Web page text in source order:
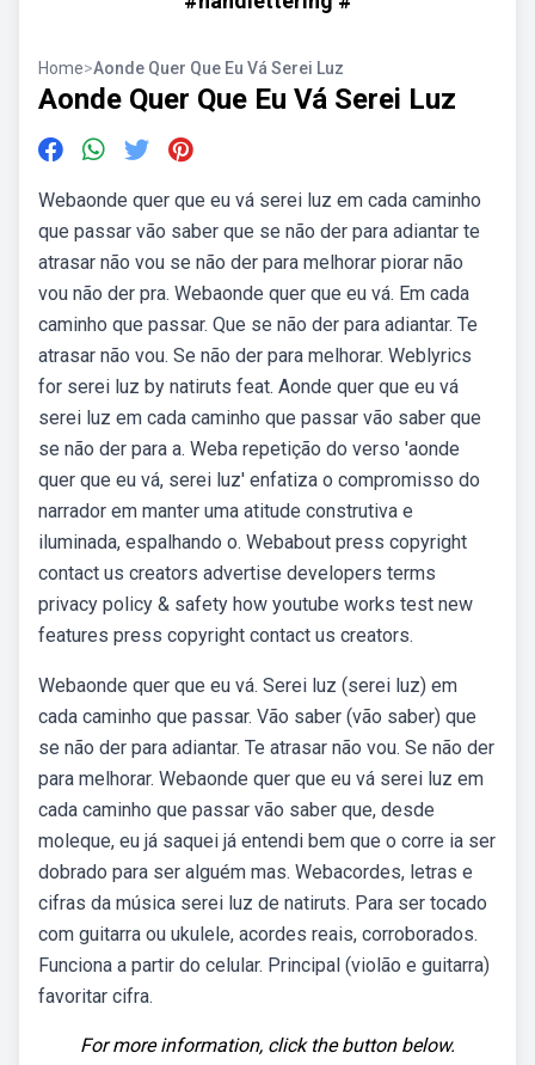
Home>Aonde Quer Que Eu Vá Serei Luz
Aonde Quer Que Eu Vá Serei Luz
Webaonde quer que eu vá serei luz em cada caminho
que passar vão saber que se não der para adiantar te
atrasar não vou se não der para melhorar piorar não
vou não der pra. Webaonde quer que eu vá. Em cada
caminho que passar. Que se não der para adiantar. Te
atrasar não vou. Se não der para melhorar. Weblyrics
for serei luz by natiruts feat. Aonde quer que eu vá
serei luz em cada caminho que passar vão saber que
se não der para a. Weba repetição do verso 'aonde
quer que eu vá, serei luz' enfatiza o compromisso do
narrador em manter uma atitude construtiva e
iluminada, espalhando o. Webabout press copyright
contact us creators advertise developers terms
privacy policy & safety how youtube works test new
features press copyright contact us creators.
Webaonde quer que eu vá. Serei luz (serei luz) em
cada caminho que passar. Vão saber (vão saber) que
se não der para adiantar. Te atrasar não vou. Se não der
para melhorar. Webaonde quer que eu vá serei luz em
cada caminho que passar vão saber que, desde
moleque, eu já saquei já entendi bem que o corre ia ser
dobrado para ser alguém mas. Webacordes, letras e
cifras da música serei luz de natiruts. Para ser tocado
com guitarra ou ukulele, acordes reais, corroborados.
Funciona a partir do celular. Principal (violão e guitarra)
favoritar cifra.
For more information, click the button below.